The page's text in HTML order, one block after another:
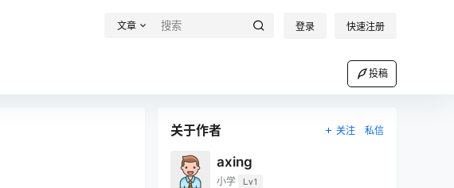
文章 登录 快速注册
投稿
关于作者 关注 私信
axing
小学 Lv1